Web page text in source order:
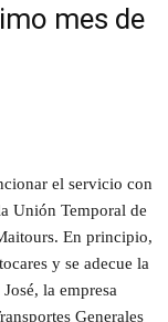
mes de
el servicio con
Unión Temporal de
En principio,
y se adecue la
la empresa
Generales